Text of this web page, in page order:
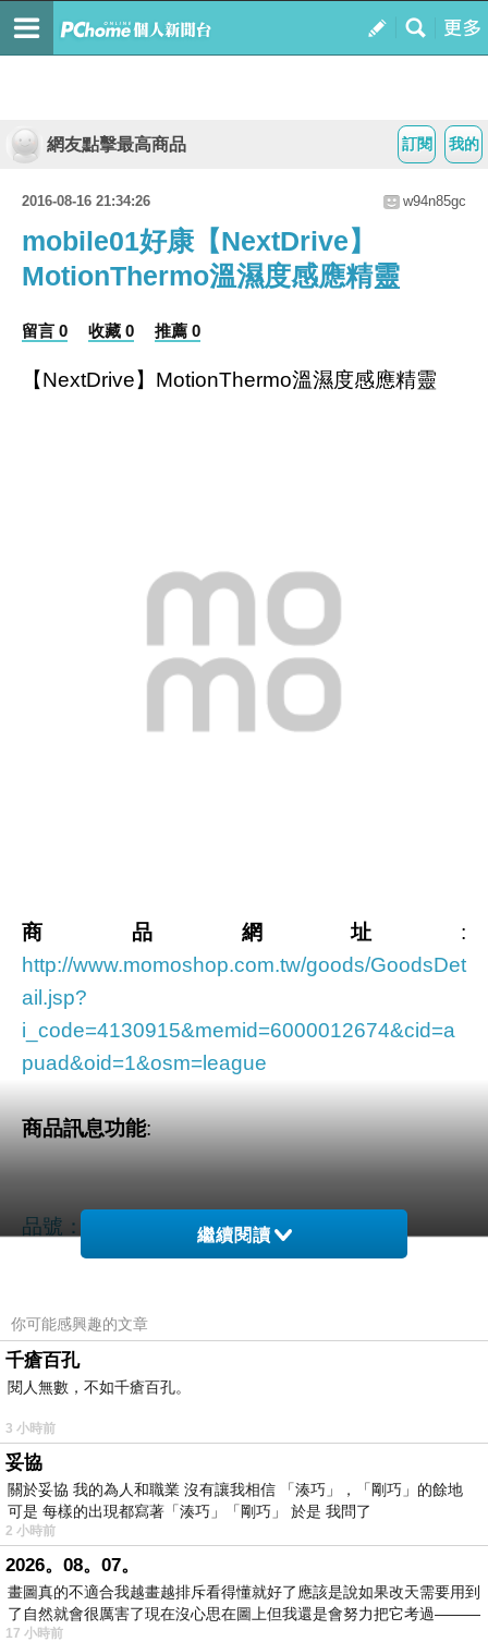
我的
訂閱
網友點擊最高商品
2016-08-16 21:34:26 w94n85gc
mobile01好康【NextDrive】
MotionThermo溫濕度感應精靈
留言 0 收藏 0 推薦 0
【NextDrive】MotionThermo溫濕度感應精靈
商品網址 :
http://www.momoshop.com.tw/goods/GoodsDet
ail.jsp?
i_code=4130915&memid=6000012674&cid=a
puad&oid=1&osm=league
商品訊息功能:
品號：4130915
隨時監控家中溫濕度
遇到顯著變化手機會立刻收到通知
掌控居家舒適度
商品訊息描述:
繼續閱讀
你可能感興趣的文章
千瘡百孔
閱人無數，不如千瘡百孔。
3 小時前
妥協
關於妥協 我的為人和職業 沒有讓我相信 「湊巧」，「剛巧」的餘地
可是 每樣的出現都寫著「湊巧」「剛巧」 於是 我問了
2 小時前
2026。08。07。
畫圖真的不適合我越畫越排斥看得懂就好了應該是說如果改天需要用到
了自然就會很厲害了現在沒心思在圖上但我還是會努力把它考過———
17 小時前